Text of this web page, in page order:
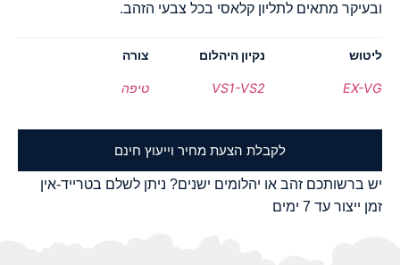
ובעיקר מתאים לתליון קלאסי בכל צבעי הזהב.
ליטוש
EX-VG
נקיון היהלום
VS1-VS2
צורה
טיפה
לקבלת הצעת מחיר וייעוץ חינם
יש ברשותכם זהב או יהלומים ישנים? ניתן לשלם בטרייד-אין
זמן ייצור עד 7 ימים